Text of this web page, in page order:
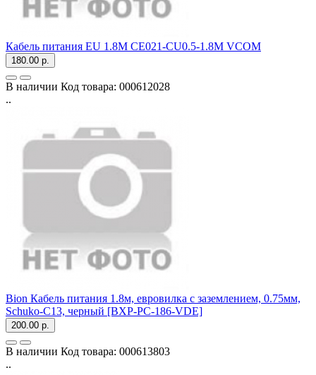
Кабель питания EU 1.8M CE021-CU0.5-1.8M VCOM
180.00 р.
В наличии Код товара: 000612028
..
Bion Кабель питания 1.8м, евровилка с заземлением, 0.75мм,
Schuko-C13, черный [BXP-PC-186-VDE]
200.00 р.
В наличии Код товара: 000613803
..